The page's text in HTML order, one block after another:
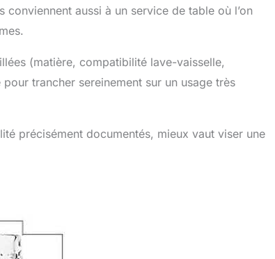
aussi à un service de table où l’on
(matière, compatibilité lave-vaisselle,
trancher sereinement sur un usage très
précisément documentés, mieux vaut viser une